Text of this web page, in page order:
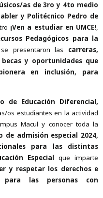
as de 3ro y 4to medio
y Politécnico Pedro de
¡Ven a estudiar en UMCE!,
Pedagógicos para la
presentaron las carreras,
becas y oportunidades que
en inclusión, para
de Educación Diferencial,
os estudiantes en la actividad
Macul y conocer toda la
de admisión especial 2024,
para las distintas
Especial que imparte
y respetar los derechos e
para las personas con